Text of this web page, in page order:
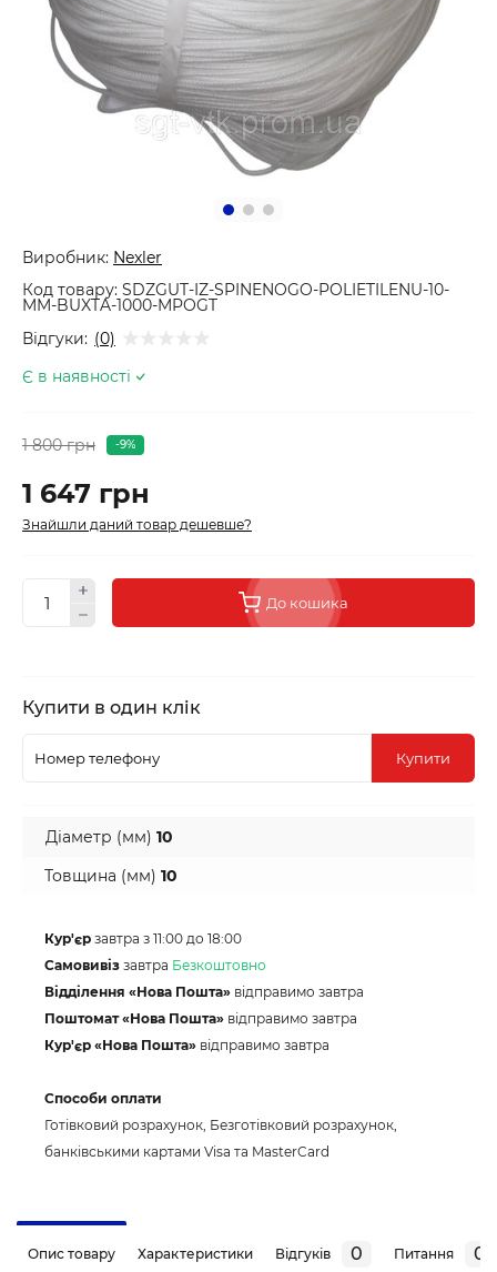
Виробник: Nexler
Код товару: SDZGUT-IZ-SPINENOGO-POLIETILENU-10-
MM-BUXTA-1000-MPOGT
Відгуки: (0)
Є в наявності
1 800 грн -9%
1 647 грн
Знайшли даний товар дешевше?
До кошика
Купити в один клік
Купити
Діаметр (мм) 10
Товщина (мм) 10
Кур'єр завтра з 11:00 до 18:00
Самовивіз завтра Безкоштовно
Відділення «Нова Пошта» відправимо завтра
Поштомат «Нова Пошта» відправимо завтра
Кур'єр «Нова Пошта» відправимо завтра
Способи оплати
Готівковий розрахунок, Безготівковий розрахунок,
банківськими картами Visa та MasterCard
Опис товару Характеристики Відгуків 0 Питання 0